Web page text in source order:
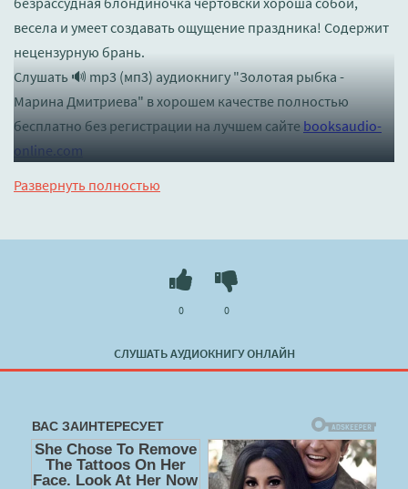
весела и умеет создавать ощущение праздника! Содержит
нецензурную брань.
Слушать 🔊 mp3 (мп3) аудиокнигу "Золотая рыбка -
Марина Дмитриева" в хорошем качестве полностью
бесплатно без регистрации на лучшем сайте booksaudio-
online.com
Развернуть полностью
СЛУШАТЬ АУДИОКНИГУ ОНЛАЙН
0 0